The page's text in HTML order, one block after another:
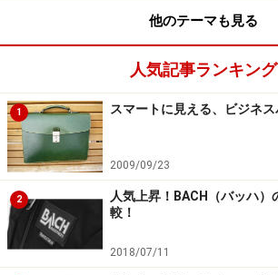
他のテーマも見る
人気記事ランキング
1 スマートに見える、ビジネ
2009/09/23
2
人気上昇！BACH（バッハ）
較！
2018/07/11